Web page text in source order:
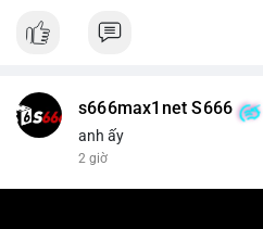
s666max1net S666
anh ấy
2 giờ